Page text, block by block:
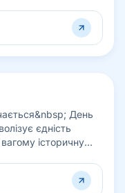
День
єдність
історичну